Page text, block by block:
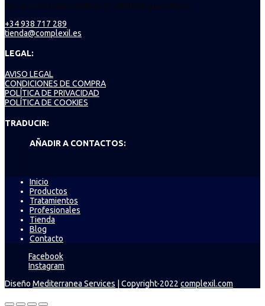
Pol. Ind. Can Barri c/A Nave 31 08415 Bigues i Riells
+34 938 717 289
tienda@complexil.es
LEGAL:
AVISO LEGAL
CONDICIONES DE COMPRA
POLÍTICA DE PRIVACIDAD
POLÍTICA DE COOKIES
TRADUCIR:
AÑADIR A CONTACTOS:
Inicio
Productos
Tratamientos
Profesionales
Tienda
Blog
Contacto
Facebook
Instagram
Diseño Mediterranea Services | Copyright-2022 complexil.com